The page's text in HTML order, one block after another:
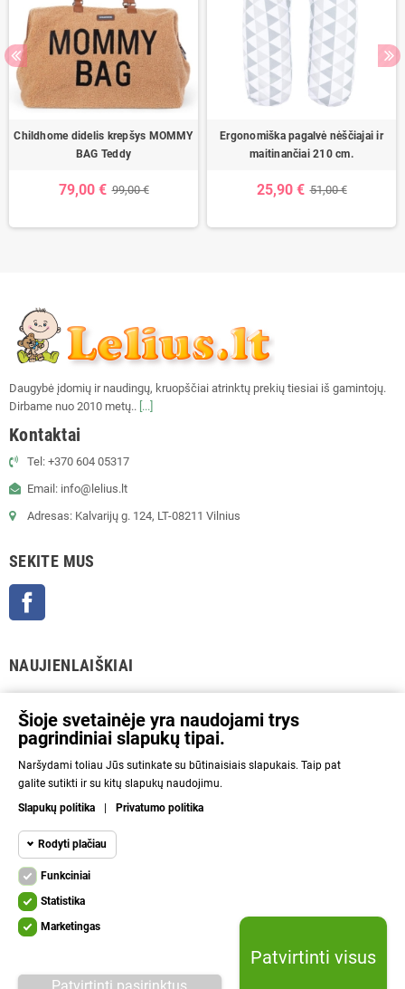
Childhome didelis krepšys MOMMY
BAG Teddy
79,00 € 99,00 €
Ergonomiška pagalvė nėščiajai ir
maitinančiai 210 cm.
25,90 € 51,00 €
Daugybė įdomių ir naudingų, kruopščiai atrinktų prekių tiesiai iš gamintojų.
Dirbame nuo 2010 metų.. [...]
Kontaktai
Tel: +370 604 05317
Email: info@lelius.lt
Adresas: Kalvarijų g. 124, LT-08211 Vilnius
SEKITE MUS
NAUJIENLAIŠKIAI
informaciją rasite parduotuvės taisyklėse.
Aš sutinku su Privatumo politika ir asmens duomenų tvarkymu.
INFORMACIJA
NAUDINGA
KITA
Šioje svetainėje yra naudojami trys
pagrindiniai slapukų tipai.
Naršydami toliau Jūs sutinkate su būtinaisiais slapukais. Taip pat
galite sutikti ir su kitų slapukų naudojimu.
Slapukų politika
Privatumo politika
Rodyti plačiau
Funkciniai
Be šių slapukų svetainė neveiks tinkamai.
SystemSystem required cookie.
Statistikos
Funkciniai
Statistika
Marketingas
Patvirtinti visus
Lelius.lt © 2010 - 2026 | Be sutikimo draudžiama kopijuoti ir platinti svetainėje